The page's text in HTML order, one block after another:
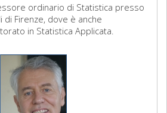
ordinario di Statistica presso
di Firenze, dove è anche
in Statistica Applicata.